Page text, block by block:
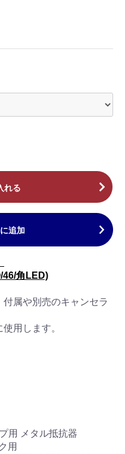
れる
追加
角LED)
付属や別売のキャンセラ
用します。
メタル抵抗器
用